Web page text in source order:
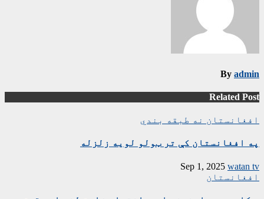
By admin
Related Post
افغانستان نه طبقه بندي
په افغانستان کې تر ټولو لویه زلزله
Sep 1, 2025 watan tv
افغانستان